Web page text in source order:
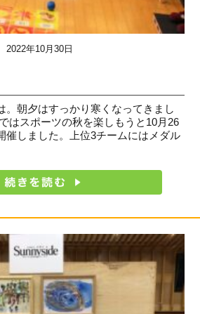
2022年10月30日
。朝夕はすっかり寒くなってきまし
はスポーツの秋を楽しもうと10月26
催しました。上位3チームにはメダル